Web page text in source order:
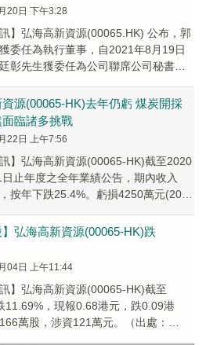
20日 下午3:28
訊】弘海高新資源(00065.HK) 公布，郭
委任為執行董事，自2021年8月19日
彰先生獲委任為公司聯席公司秘書，
源(00065-HK)去年仍虧 煤炭開採
臨諸多挑戰
22日 上午7:56
訊】弘海高新資源(00065-HK)截至2020
止年度之全年業績公告，期內收入
按年下跌25.4%。虧損4250萬元(2019
】弘海高新資源(00065-HK)跌
04日 上午11:44
訊】弘海高新資源(00065-HK)截至
11.69%，現報0.68港元，跌0.09港
萬股，涉資121萬元。（出處：